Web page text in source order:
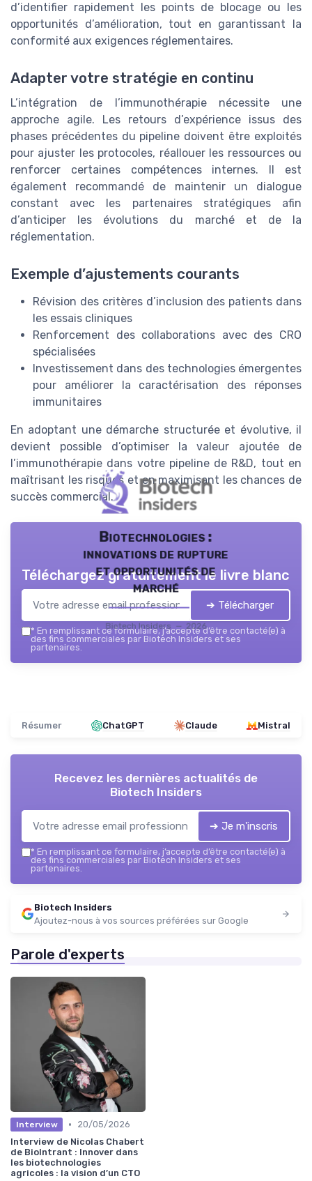
d’identifier rapidement les points de blocage ou les
opportunités d’amélioration, tout en garantissant la
conformité aux exigences réglementaires.
Adapter votre stratégie en continu
L’intégration de l’immunothérapie nécessite une
approche agile. Les retours d’expérience issus des
phases précédentes du pipeline doivent être exploités
pour ajuster les protocoles, réallouer les ressources ou
renforcer certaines compétences internes. Il est
également recommandé de maintenir un dialogue
constant avec les partenaires stratégiques afin
d’anticiper les évolutions du marché et de la
réglementation.
Exemple d’ajustements courants
Révision des critères d’inclusion des patients dans
les essais cliniques
Renforcement des collaborations avec des CRO
spécialisées
Investissement dans des technologies émergentes
pour améliorer la caractérisation des réponses
immunitaires
En adoptant une démarche structurée et évolutive, il
devient possible d’optimiser la valeur ajoutée de
l’immunothérapie dans votre pipeline de R&D, tout en
maîtrisant les risques et en maximisant les chances de
succès commercial.
Biotechnologies :
innovations de rupture
et opportunités de
marché
Biotech Insiders — 2026
Téléchargez gratuitement le livre blanc
➔ Télécharger
* En remplissant ce formulaire, j’accepte d’être contacté(e) à
des fins commerciales par Biotech Insiders et ses
partenaires.
Résumer ChatGPT Claude Mistral
Recevez les dernières actualités de
Biotech Insiders
➔ Je m'inscris
* En remplissant ce formulaire, j’accepte d’être contacté(e) à
des fins commerciales par Biotech Insiders et ses
partenaires.
Biotech Insiders
Ajoutez-nous à vos sources préférées sur Google
Parole d'experts
Interview •
20/05/2026
Interview de Nicolas Chabert
de BioIntrant : Innover dans
les biotechnologies
agricoles : la vision d’un CTO